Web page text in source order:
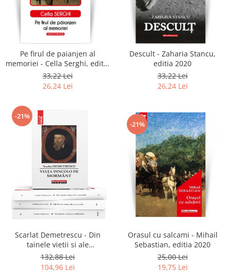
Pe firul de paianjen al
memoriei - Cella Serghi, editia
2020
33,22 Lei
26,24 Lei
Descult - Zaharia Stancu,
editia 2020
33,22 Lei
26,24 Lei
-21%
Scarlat Demetrescu - Din
tainele vietii si ale
universului, Volumele I-III +
Viata dincolo de mormant
132,88 Lei
104,96 Lei
-21%
Orasul cu salcami - Mihail
Sebastian, editia 2020
25,00 Lei
19,75 Lei